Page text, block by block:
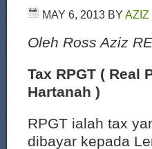
MAY 6, 2013 BY AZIZ
Oleh Ross Aziz
Tax RPGT ( Real
Hartanah )
RPGT ialah tax
dibayar kepada